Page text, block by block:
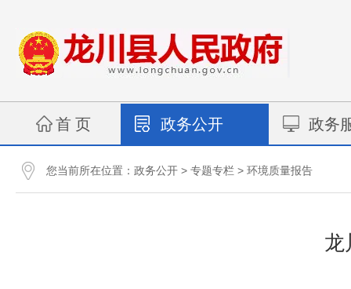
首 页 政务公开 政务
您当前所在位置： 政务公开 > 专题专栏 > 环境质量报告
龙